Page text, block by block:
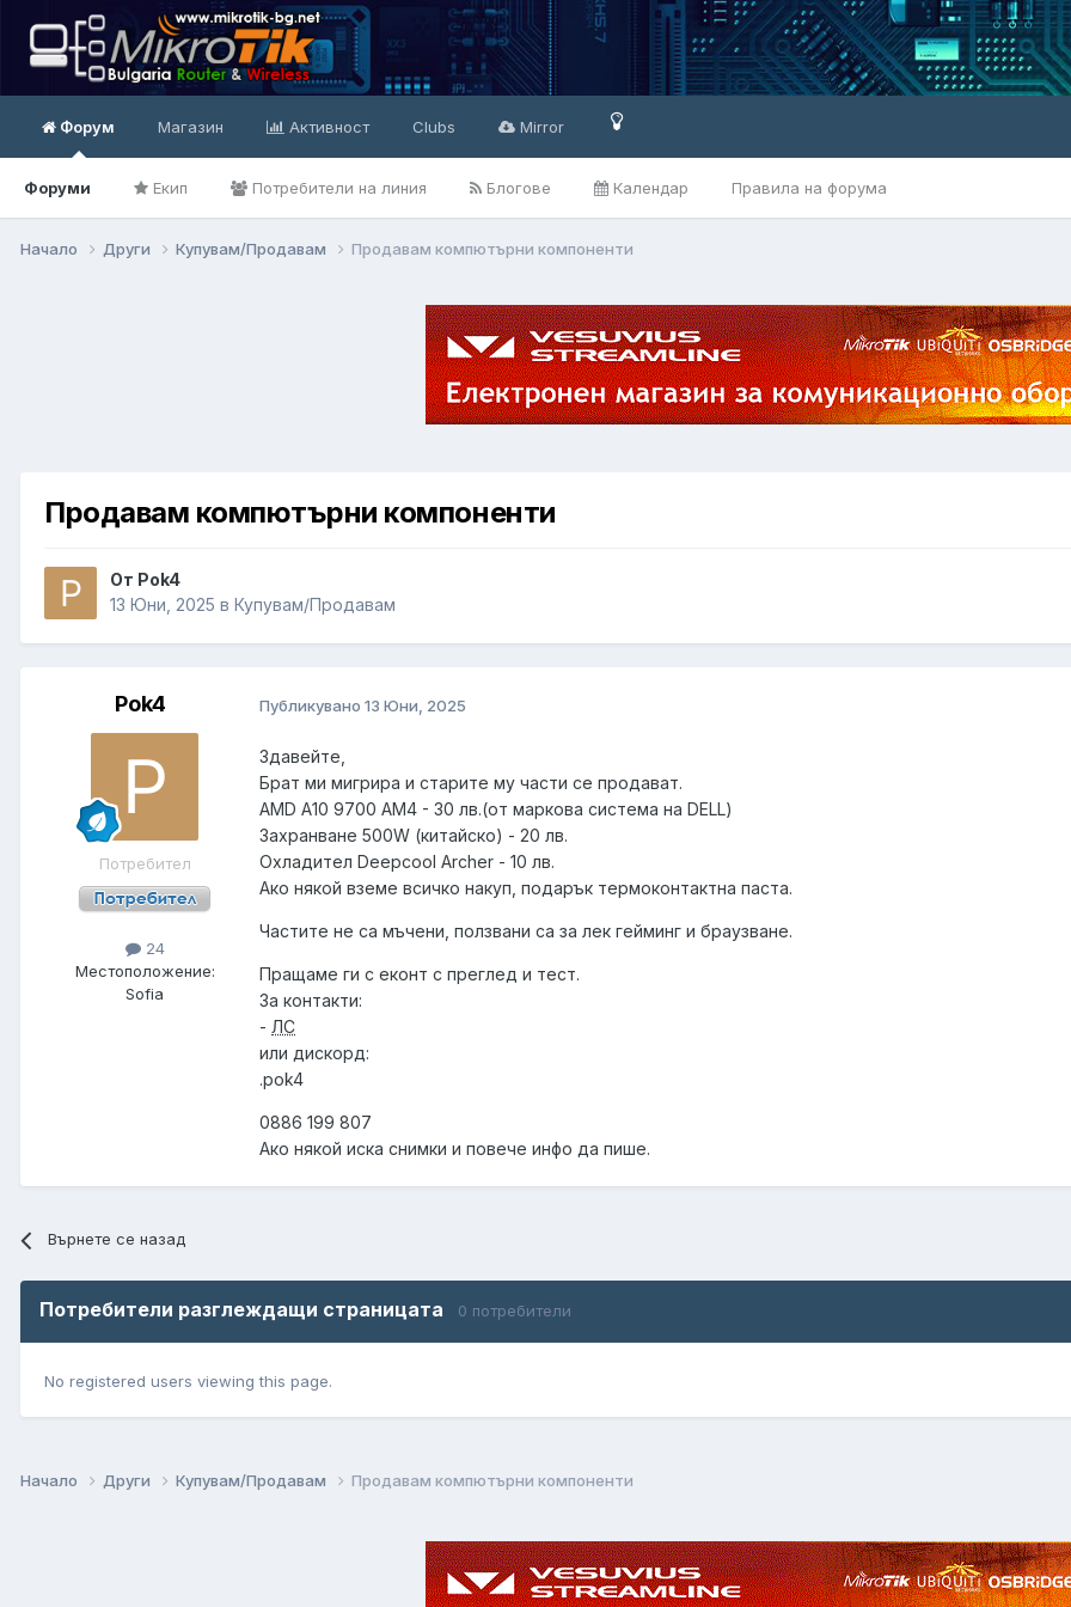
Форум
Форуми Екип Потребители на линия Блогове Календар Правила на форума
Магазин Активност Clubs Mirror
Начало Други Купувам/Продавам Продавам компютърни компоненти
Продавам компютърни компоненти
От Pok4
13 Юни, 2025 в Купувам/Продавам
Pok4
Потребител
24
Местоположение:
Sofia
Публикувано 13 Юни, 2025
Здавейте,
Брат ми мигрира и старите му части се продават.
AMD A10 9700 AM4 - 30 лв.(от маркова система на DELL)
Захранване 500W (китайско) - 20 лв.
Охладител Deepcool Archer - 10 лв.
Ако някой вземе всичко накуп, подарък термоконтактна паста.
Частите не са мъчени, ползвани са за лек гейминг и браузване.
Пращаме ги с еконт с преглед и тест.
За контакти:
- ЛС
или дискорд:
.pok4
0886 199 807
Ако някой иска снимки и повече инфо да пише.
Върнете се назад
Потребители разглеждащи страницата 0 потребители
No registered users viewing this page.
Начало Други Купувам/Продавам Продавам компютърни компоненти